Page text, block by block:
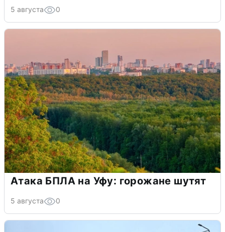
5 августа 0
Атака БПЛА на Уфу: горожане шутят
5 августа 0